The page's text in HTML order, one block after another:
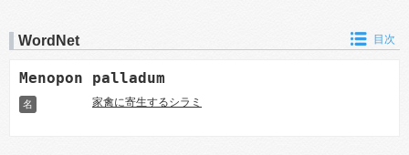
WordNet 目次
Menopon palladum
名 家禽に寄生するシラミ